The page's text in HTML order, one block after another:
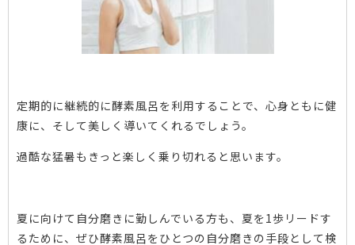
定期的に継続的に酵素風呂を利用することで、心身ともに健
康に、そして美しく導いてくれるでしょう。
過酷な猛暑もきっと楽しく乗り切れると思います。
夏に向けて自分磨きに勤しんでいる方も、夏を1歩リードす
るために、ぜひ酵素風呂をひとつの自分磨きの手段として検